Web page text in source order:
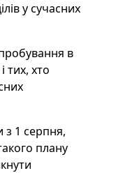
у сучасних
в
тих, хто
1 серпня,
плану